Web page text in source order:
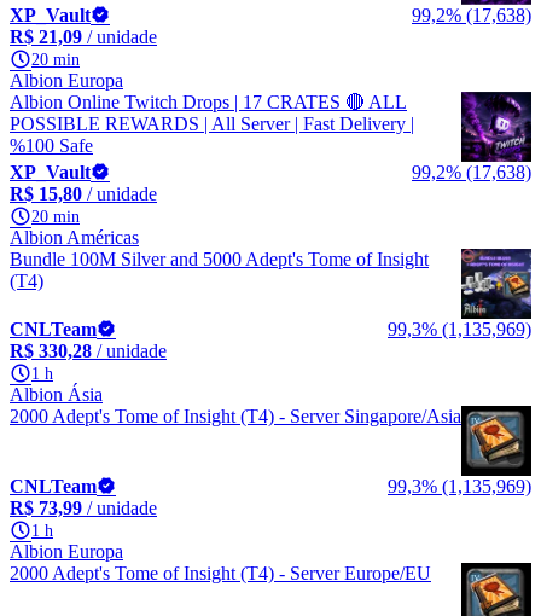
XP_Vault
99,2% (17,638)
R$ 21,09 / unidade
20 min
Albion Europa
Albion Online Twitch Drops | 17 CRATES 🔴 ALL
POSSIBLE REWARDS | All Server | Fast Delivery |
%100 Safe
XP_Vault
99,2% (17,638)
R$ 15,80 / unidade
20 min
Albion Américas
Bundle 100M Silver and 5000 Adept's Tome of Insight
(T4)
CNLTeam
99,3% (1,135,969)
R$ 330,28 / unidade
1 h
Albion Ásia
2000 Adept's Tome of Insight (T4) - Server Singapore/Asia
CNLTeam
99,3% (1,135,969)
R$ 73,99 / unidade
1 h
Albion Europa
2000 Adept's Tome of Insight (T4) - Server Europe/EU